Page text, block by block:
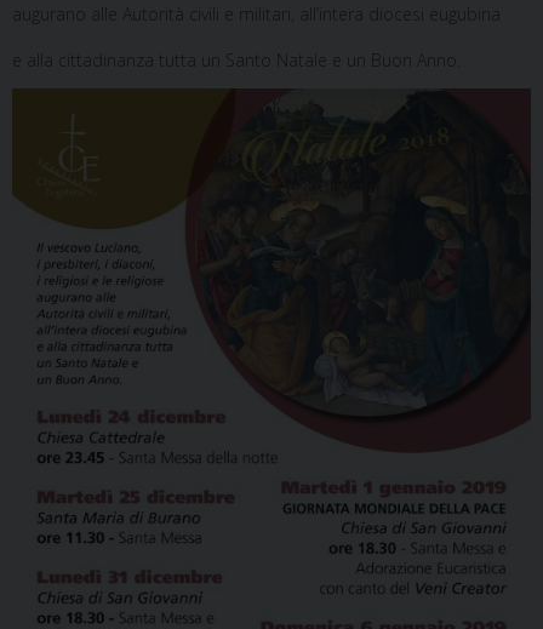
augurano alle Autorità civili e militari, all’intera diocesi eugubina
e alla cittadinanza tutta un Santo Natale e un Buon Anno.